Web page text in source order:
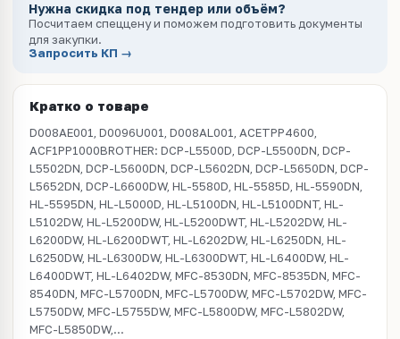
Нужна скидка под тендер или объём?
Посчитаем спеццену и поможем подготовить документы
для закупки.
Запросить КП →
Кратко о товаре
D008AE001, D0096U001, D008AL001, ACETPP4600,
ACF1PP1000BROTHER: DCP-L5500D, DCP-L5500DN, DCP-
L5502DN, DCP-L5600DN, DCP-L5602DN, DCP-L5650DN, DCP-
L5652DN, DCP-L6600DW, HL-5580D, HL-5585D, HL-5590DN,
HL-5595DN, HL-L5000D, HL-L5100DN, HL-L5100DNT, HL-
L5102DW, HL-L5200DW, HL-L5200DWT, HL-L5202DW, HL-
L6200DW, HL-L6200DWT, HL-L6202DW, HL-L6250DN, HL-
L6250DW, HL-L6300DW, HL-L6300DWT, HL-L6400DW, HL-
L6400DWT, HL-L6402DW, MFC-8530DN, MFC-8535DN, MFC-
8540DN, MFC-L5700DN, MFC-L5700DW, MFC-L5702DW, MFC-
L5750DW, MFC-L5755DW, MFC-L5800DW, MFC-L5802DW,
MFC-L5850DW,...